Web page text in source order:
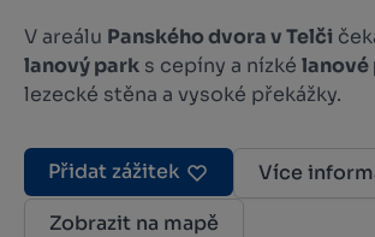
V areálu Panského dvora v Telči
lanový park s cepíny a nízké lanové
lezecké stěna a vysoké překážky.
Přidat zážitek
Více
Zobrazit na mapě